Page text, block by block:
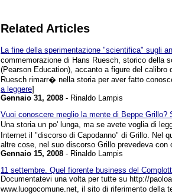
Related Articles
La fine della sperimentazione "scientifica" sugli
commemorazione di Hans Ruesch, storico della
(Pearson Education), accanto a figure del
Ruesch rimarr� nella storia per aver fatto
a leggere]
Gennaio 31, 2008 - Rinaldo Lampis
Vuoi conoscere meglio la mente di Beppe Grillo?
Una storia un po' lunga, ma se avete voglia di
Internet il "discorso di Capodanno" di Grillo.
altre cose, nel suo discorso Grillo prevedeva con
Gennaio 15, 2008 - Rinaldo Lampis
11 settembre. Quel fiorente business del
Documentatevi una volta per tutte su http://
www.luogocomune.net, il sito di riferimento della